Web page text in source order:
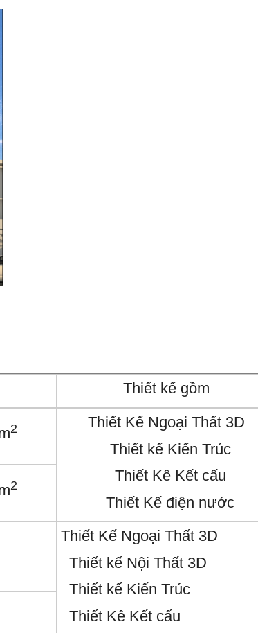
Thiết kế gồm
2
Thiết Kế Ngoại Thất 3D
Thiết kế Kiến Trúc
Thiết Kê Kết cấu
Thiết Kế điện nước
2
Thiết Kế Ngoại Thất 3D
Thiết kế Nội Thất 3D
Thiết kế Kiến Trúc
Thiết Kê Kết cấu